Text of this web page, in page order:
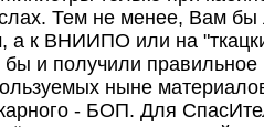
Тем не менее, Вам бы
а к ВНИИПО или на
бы и получили правильное
ныне
- БОП. Для